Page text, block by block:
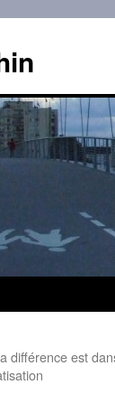
différence est